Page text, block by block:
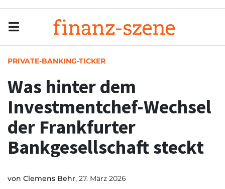
PRIVATE-BANKING-TICKER
Was hinter dem
Investmentchef-Wechsel
der Frankfurter
Bankgesellschaft steckt
von Clemens Behr, 27. März 2026